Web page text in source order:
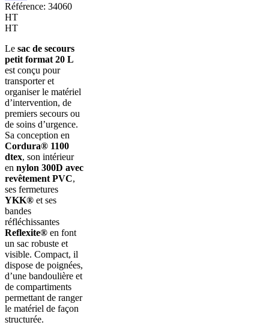
Référence: 34060
HT
HT
Le sac de secours
petit format 20 L
est conçu pour
transporter et
organiser le matériel
d’intervention, de
premiers secours ou
de soins d’urgence.
Sa conception en
Cordura® 1100
dtex, son intérieur
en nylon 300D avec
revêtement PVC,
ses fermetures
YKK® et ses
bandes
réfléchissantes
Reflexite® en font
un sac robuste et
visible. Compact, il
dispose de poignées,
d’une bandoulière et
de compartiments
permettant de ranger
le matériel de façon
structurée.